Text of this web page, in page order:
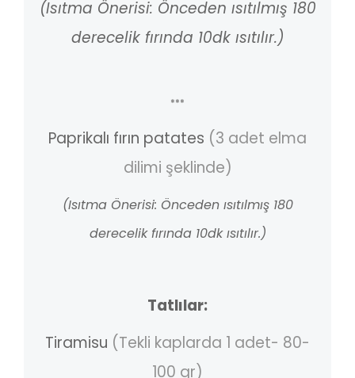
(Isıtma Önerisi: Önceden ısıtılmış 180
derecelik fırında 10dk ısıtılır.)
***
Paprikalı fırın patates (3 adet elma
dilimi şeklinde)
(Isıtma Önerisi: Önceden ısıtılmış 180
derecelik fırında 10dk ısıtılır.)
Tatlılar:
Tiramisu (Tekli kaplarda 1 adet- 80-
100 gr)